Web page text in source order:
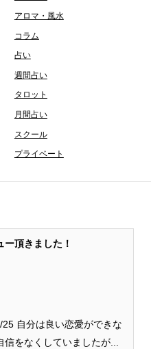
アロマ・風水
コラム
占い
週間占い
タロット
月間占い
スクール
プライベート
ー頂きました！
自分は良い恋愛ができな
信をなくしていましたが...